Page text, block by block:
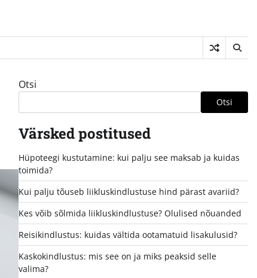
Otsi
Otsi
Värsked postitused
Hüpoteegi kustutamine: kui palju see maksab ja kuidas
toimida?
Kui palju tõuseb liikluskindlustuse hind pärast avariid?
Kes võib sõlmida liikluskindlustuse? Olulised nõuanded
Reisikindlustus: kuidas vältida ootamatuid lisakulusid?
Kaskokindlustus: mis see on ja miks peaksid selle
valima?